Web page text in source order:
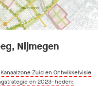
Nijmegen
Zuid en Ontwikkelvisie
en 2023- heden: